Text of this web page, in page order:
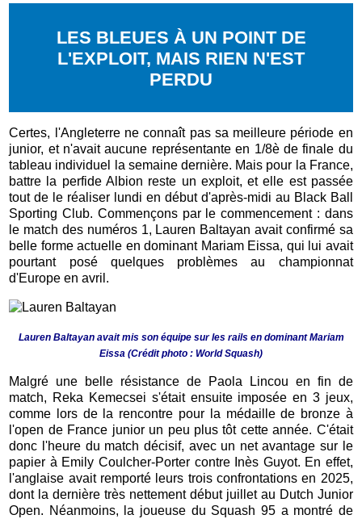
LES BLEUES À UN POINT DE
L'EXPLOIT, MAIS RIEN N'EST
PERDU
Certes, l'Angleterre ne connaît pas sa meilleure période en
junior, et n'avait aucune représentante en 1/8è de finale du
tableau individuel la semaine dernière. Mais pour la France,
battre la perfide Albion reste un exploit, et elle est passée
tout de le réaliser lundi en début d'après-midi au Black Ball
Sporting Club. Commençons par le commencement : dans
le match des numéros 1, Lauren Baltayan avait confirmé sa
belle forme actuelle en dominant Mariam Eissa, qui lui avait
pourtant posé quelques problèmes au championnat
d'Europe en avril.
Lauren Baltayan avait mis son équipe sur les rails en dominant Mariam
Eissa (Crédit photo : World Squash)
Malgré une belle résistance de Paola Lincou en fin de
match, Reka Kemecsei s'était ensuite imposée en 3 jeux,
comme lors de la rencontre pour la médaille de bronze à
l'open de France junior un peu plus tôt cette année. C'était
donc l'heure du match décisif, avec un net avantage sur le
papier à Emily Coulcher-Porter contre Inès Guyot. En effet,
l'anglaise avait remporté leurs trois confrontations en 2025,
dont la dernière très nettement début juillet au Dutch Junior
Open. Néanmoins, la joueuse du Squash 95 a montré de